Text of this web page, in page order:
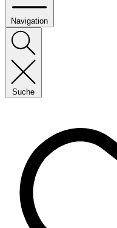
Navigation
Suche